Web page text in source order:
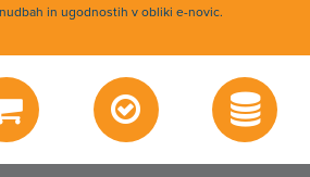
in ugodnostih v obliki e-novic.